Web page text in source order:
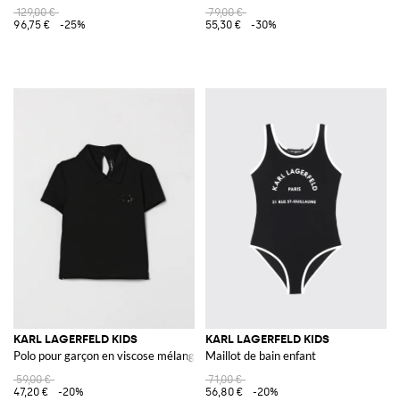
129,00 €
96,75 €
-25%
79,00 €
55,30 €
-30%
KARL LAGERFELD KIDS
Polo pour garçon en viscose mélangée avec logo en sequins
59,00 €
47,20 €
-20%
KARL LAGERFELD KIDS
Maillot de bain enfant
71,00 €
56,80 €
-20%